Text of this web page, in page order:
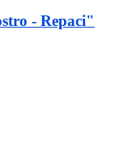
- Repaci"